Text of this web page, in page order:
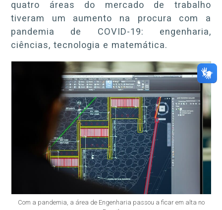
quatro áreas do mercado de trabalho
tiveram um aumento na procura com a
pandemia de COVID-19: engenharia,
ciências, tecnologia e matemática.
Com a pandemia, a área de Engenharia passou a ficar em alta no